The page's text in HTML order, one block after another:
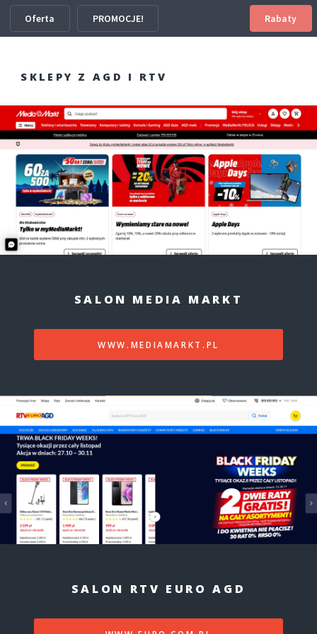
Oferta PROMOCJE! Rabaty